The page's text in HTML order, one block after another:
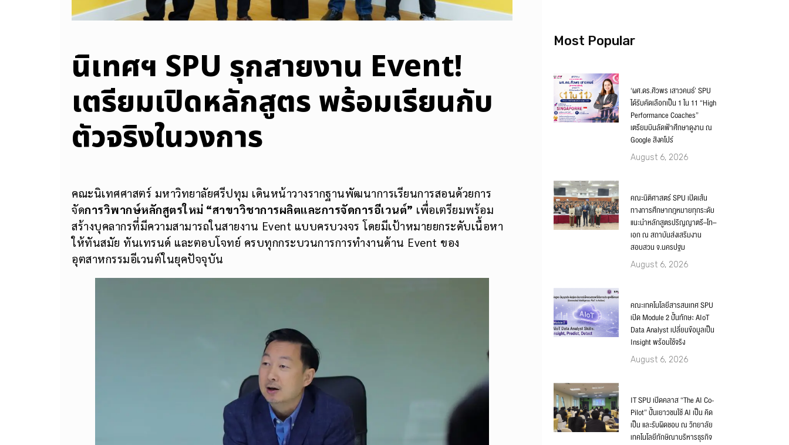
นิเทศฯ SPU รุกสายงาน Event!
เตรียมเปิดหลักสูตร พร้อมเรียนกับ
ตัวจริงในวงการ
คณะนิเทศศาสตร์ มหาวิทยาลัยศรีปทุม เดินหน้าวางรากฐานพัฒนาการเรียนการสอนด้วยการ
จัดการวิพากษ์หลักสูตรใหม่ “สาขาวิชาการผลิตและการจัดการอีเวนต์” เพื่อเตรียมพร้อม
สร้างบุคลากรที่มีความสามารถในสายงาน Event แบบครบวงจร โดยมีเป้าหมายยกระดับเนื้อหา
ให้ทันสมัย ทันเทรนด์ และตอบโจทย์ ครบทุกกระบวนการการทำงานด้าน Event ของ
อุตสาหกรรมอีเวนต์ในยุคปัจจุบัน
Most Popular
‘ผศ.ดร.ศิวพร เสาวคนธ์’ SPU
ได้รับคัดเลือกเป็น 1 ใน 11 “High
Performance Coaches”
เตรียมบินลัดฟ้าศึกษาดูงาน ณ
Google สิงคโปร์
August 6, 2026
คณะนิติศาสตร์ SPU เปิดเส้น
ทางการศึกษากฎหมายทุกระดับ
แนะนำหลักสูตรปริญญาตรี–โท–
เอก ณ สถาบันส่งเสริมงาน
สอบสวน จ.นครปฐม
August 6, 2026
คณะเทคโนโลยีสารสนเทศ SPU
เปิด Module 2 ปั้นทักษะ AIoT
Data Analyst เปลี่ยนข้อมูลเป็น
Insight พร้อมใช้จริง
August 6, 2026
IT SPU เปิดคลาส “The AI Co-
Pilot” ปั้นเยาวชนใช้ AI เป็น คิด
เป็น และรับผิดชอบ ณ วิทยาลัย
เทคโนโลยีทักษิณาบริหารธุรกิจ